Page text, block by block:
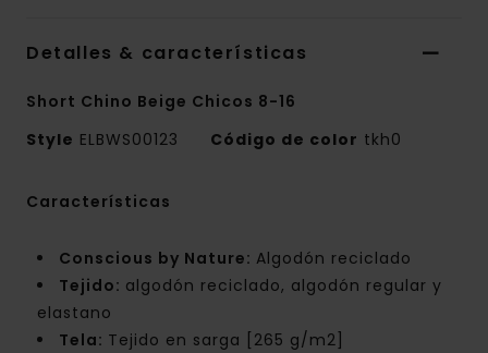
Detalles & características
Short Chino Beige Chicos 8-16
Style ELBWS00123 Código de color tkh0
Características
Conscious by Nature: Algodón reciclado
Tejido: algodón reciclado, algodón regular y
elastano
Tela: Tejido en sarga [265 g/m2]